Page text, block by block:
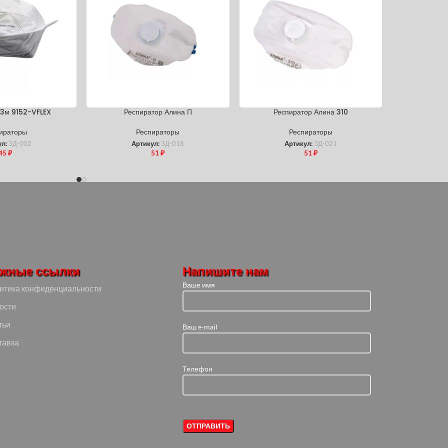
9152-VFLEX
ЗД-002
₽
Респиратор Алина П
Респираторы
Артикул: ЗД-018
51₽
Респиратор Алина 310
Респираторы
Артикул: ЗД-021
51₽
ссылки
конфиденциальности
Напишите нам
Ваше имя
Ваш e-mail
Телефон